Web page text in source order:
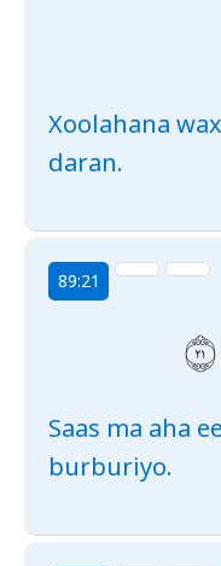
Xoolahana
daran.
89:21
Saas ma aha
burburiyo.